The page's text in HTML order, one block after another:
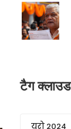
टैग क्लाउड
यूरो 2024